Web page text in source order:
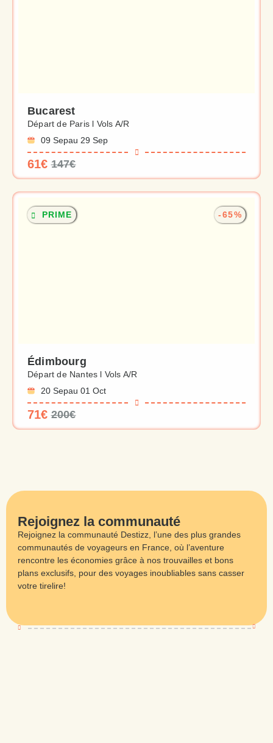
Bucarest
Départ de Paris l Vols A/R
09 Sepau 29 Sep
61€ 147€
PRIME -65%
Édimbourg
Départ de Nantes l Vols A/R
20 Sepau 01 Oct
71€ 200€
Rejoignez la communauté
Rejoignez la communauté Destizz, l’une des plus grandes
communautés de voyageurs en France, où l’aventure
rencontre les économies grâce à nos trouvailles et bons
plans exclusifs, pour des voyages inoubliables sans casser
votre tirelire!